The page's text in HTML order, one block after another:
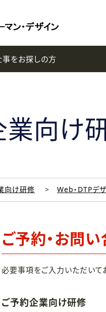
事をお探しの方
業向け
向け研修 Web・DTPデ
ご予約・お問
必要事項をご入力いただいて
ご予約企業向け研修